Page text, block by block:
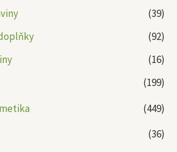
(39)
(92)
(16)
(199)
(449)
(36)